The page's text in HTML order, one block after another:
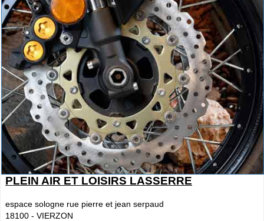
PLEIN AIR ET LOISIRS LASSERRE
espace sologne rue pierre et jean serpaud
18100 - VIERZON